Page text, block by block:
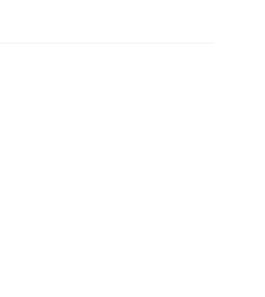
LE LANGAGE POUR
ARDUINO : PROGRAMMER